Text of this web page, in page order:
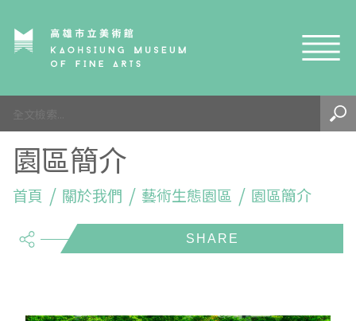
網站導覽
參觀資訊
參觀須知
開館時間
交通資訊
環境介紹
兒童美術館
高美館
藝術之旅
展覽與活動
展覽資訊
徵件辦法
典藏與研究
典藏查詢
研究資源
藝術閱聽
關於我們
園區簡介
首頁 關於我們 藝術生態園區 園區簡介
share